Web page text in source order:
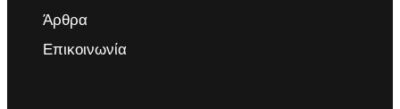
Άρθρα
Επικοινωνία